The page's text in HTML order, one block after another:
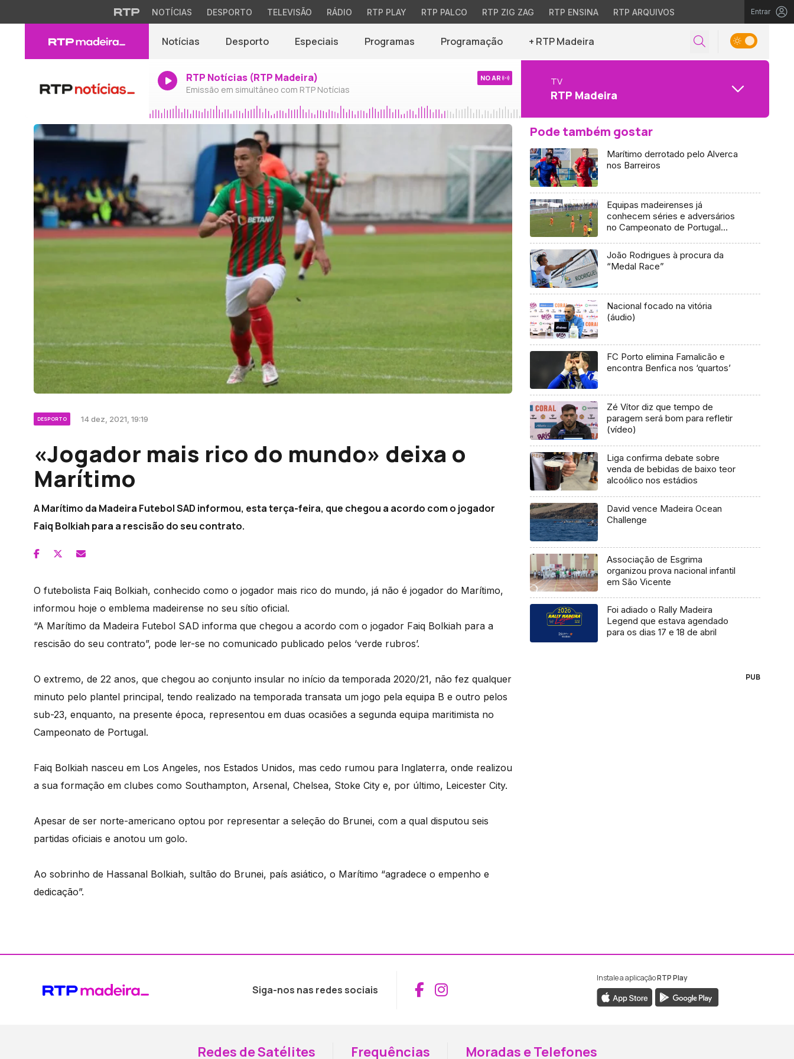
NOTÍCIAS DESPORTO TELEVISÃO RÁDIO RTP PLAY RTP PALCO RTP ZIG ZAG RTP ENSINA RTP ARQUIVOS Entrar
Notícias Desporto Especiais Programas Programação + RTP Madeira
RTP Notícias (RTP Madeira)
Emissão em simultâneo com RTP Notícias
NO AR TV
RTP Madeira
DESPORTO 14 dez, 2021, 19:19
«Jogador mais rico do mundo» deixa o
Marítimo
A Marítimo da Madeira Futebol SAD informou, esta terça-feira, que chegou a acordo com o jogador
Faiq Bolkiah para a rescisão do seu contrato.
O futebolista Faiq Bolkiah, conhecido como o jogador mais rico do mundo, já não é jogador do Marítimo,
informou hoje o emblema madeirense no seu sítio oficial.
“A Marítimo da Madeira Futebol SAD informa que chegou a acordo com o jogador Faiq Bolkiah para a
rescisão do seu contrato”, pode ler-se no comunicado publicado pelos ‘verde rubros’.
O extremo, de 22 anos, que chegou ao conjunto insular no início da temporada 2020/21, não fez qualquer
minuto pelo plantel principal, tendo realizado na temporada transata um jogo pela equipa B e outro pelos
sub-23, enquanto, na presente época, representou em duas ocasiões a segunda equipa maritimista no
Campeonato de Portugal.
Faiq Bolkiah nasceu em Los Angeles, nos Estados Unidos, mas cedo rumou para Inglaterra, onde realizou
a sua formação em clubes como Southampton, Arsenal, Chelsea, Stoke City e, por último, Leicester City.
Apesar de ser norte-americano optou por representar a seleção do Brunei, com a qual disputou seis
partidas oficiais e anotou um golo.
Ao sobrinho de Hassanal Bolkiah, sultão do Brunei, país asiático, o Marítimo “agradece o empenho e
dedicação”.
Pode também gostar
Marítimo derrotado pelo Alverca
nos Barreiros
Equipas madeirenses já
conhecem séries e adversários
no Campeonato de Portugal
João Rodrigues à procura da
“Medal Race”
Nacional focado na vitória
(áudio)
FC Porto elimina Famalicão e
encontra Benfica nos ‘quartos’
Zé Vítor diz que tempo de
paragem será bom para refletir
(vídeo)
Liga confirma debate sobre
venda de bebidas de baixo teor
alcoólico nos estádios
David vence Madeira Ocean
Challenge
Associação de Esgrima
organizou prova nacional infantil
em São Vicente
Foi adiado o Rally Madeira
Legend que estava agendado
para os dias 17 e 18 de abril
PUB
Siga-nos nas redes sociais Aceder ao Facebook da RTP Madeira
Aceder ao Instagram da RTP Madeira
Instale a aplicaçãoRTP Play
Redes de Satélites Frequências Moradas e Telefones